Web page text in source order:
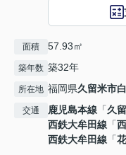
面積 57.93㎡
築年数 築32年
所在地 福岡県久留米市
交通 鹿児島本線 「久
西鉄大牟田線 「
西鉄大牟田線 「